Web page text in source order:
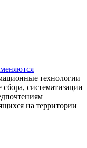
технологии
систематизации
на территории